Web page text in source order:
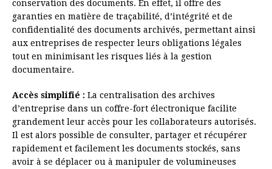
conservation des documents. En effet, il offre des
garanties en matière de traçabilité, d’intégrité et de
confidentialité des documents archivés, permettant ainsi
aux entreprises de respecter leurs obligations légales
tout en minimisant les risques liés à la gestion
documentaire.
Accès simplifié : La centralisation des archives
d’entreprise dans un coffre-fort électronique facilite
grandement leur accès pour les collaborateurs autorisés.
Il est alors possible de consulter, partager et récupérer
rapidement et facilement les documents stockés, sans
avoir à se déplacer ou à manipuler de volumineuses